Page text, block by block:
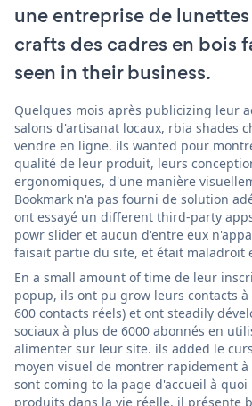
une entreprise de
crafts des cadres en bois
seen in their business.
Quelques mois après publicizing leur
salons d'artisanat locaux, rbia shades
vendre en ligne. ils wanted pour
qualité de leur produit, leurs
ergonomiques, d'une manière
Bookmark n'a pas fourni de solution
ont essayé un different third-party
powr slider et aucun d'entre eux
faisait partie du site, et était maladroit
En a small amount of time de leur
popup, ils ont pu grow leurs contacts
600 contacts réels) et ont steadily
sociaux à plus de 6000 abonnés en
alimenter sur leur site. ils added le
moyen visuel de montrer rapidement
sont coming to la page d'accueil à quoi
produits dans la vie réelle. il présente